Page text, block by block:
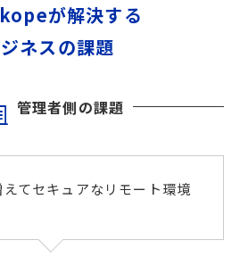
が解決する
ネスの課題
管理者側の課題
てセキュアなリモート環境